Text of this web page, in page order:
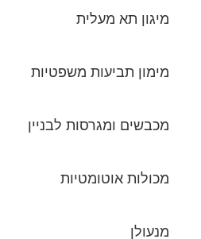
מיגון תא מעלית
מימון תביעות משפטיות
מכבשים ומגרסות לבניין
מכולות אוטומטיות
מנעולן